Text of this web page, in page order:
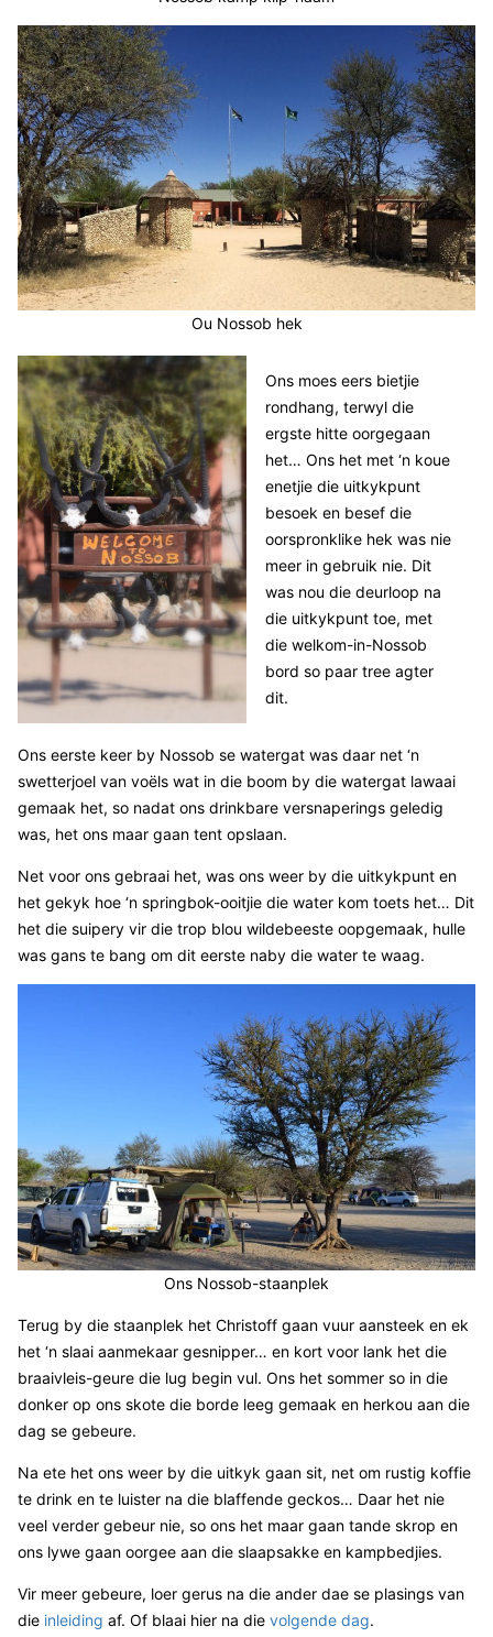
Ou Nossob hek
Ons moes eers bietjie
rondhang, terwyl die
ergste hitte oorgegaan
het… Ons het met ‘n koue
enetjie die uitkykpunt
besoek en besef die
oorspronklike hek was nie
meer in gebruik nie. Dit
was nou die deurloop na
die uitkykpunt toe, met
die welkom-in-Nossob
bord so paar tree agter
dit.
Ons eerste keer by Nossob se watergat was daar net ‘n
swetterjoel van voëls wat in die boom by die watergat lawaai
gemaak het, so nadat ons drinkbare versnaperings geledig
was, het ons maar gaan tent opslaan.
Net voor ons gebraai het, was ons weer by die uitkykpunt en
het gekyk hoe ‘n springbok-ooitjie die water kom toets het… Dit
het die suipery vir die trop blou wildebeeste oopgemaak, hulle
was gans te bang om dit eerste naby die water te waag.
Ons Nossob-staanplek
Terug by die staanplek het Christoff gaan vuur aansteek en ek
het ‘n slaai aanmekaar gesnipper… en kort voor lank het die
braaivleis-geure die lug begin vul. Ons het sommer so in die
donker op ons skote die borde leeg gemaak en herkou aan die
dag se gebeure.
Na ete het ons weer by die uitkyk gaan sit, net om rustig koffie
te drink en te luister na die blaffende geckos… Daar het nie
veel verder gebeur nie, so ons het maar gaan tande skrop en
ons lywe gaan oorgee aan die slaapsakke en kampbedjies.
Vir meer gebeure, loer gerus na die ander dae se plasings van
die inleiding af. Of blaai hier na die volgende dag.